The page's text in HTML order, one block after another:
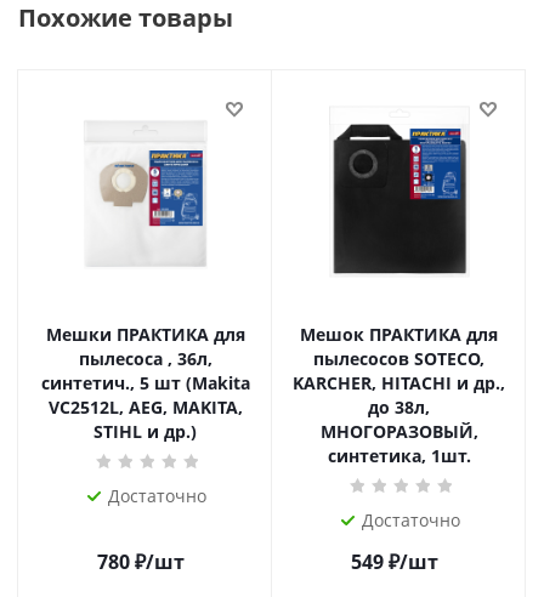
Похожие товары
Мешки ПРАКТИКА для
пылесоса , 36л,
синтетич., 5 шт (Makita
VC2512L, AEG, MAKITA,
STIHL и др.)
Достаточно
780₽/шт
Мешок ПРАКТИКА для
пылесосов SOTECO,
KARCHER, HITACHI и др.,
до 38л,
МНОГОРАЗОВЫЙ,
синтетика, 1шт.
Достаточно
549₽/шт